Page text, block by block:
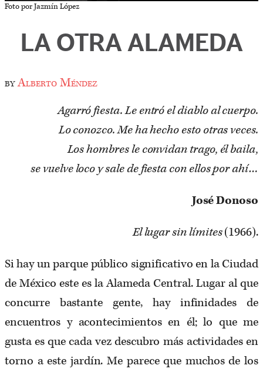
Foto por Jazmín López
LA OTRA ALAMEDA
byAlberto Méndez
Agarró fiesta. Le entró el diablo al cuerpo.
Lo conozco. Me ha hecho esto otras veces.
Los hombres le convidan trago, él baila,
se vuelve loco y sale de fiesta con ellos por ahí…
José Donoso
El lugar sin límites(1966).
Si hay un parque público significativo en la Ciudad
de México este es la Alameda Central. Lugar al que
concurre bastante gente, hay infinidades de
encuentros y acontecimientos en él; lo que me
gusta es que cada vez descubro más actividades en
torno a este jardín. Me parece que muchos de los